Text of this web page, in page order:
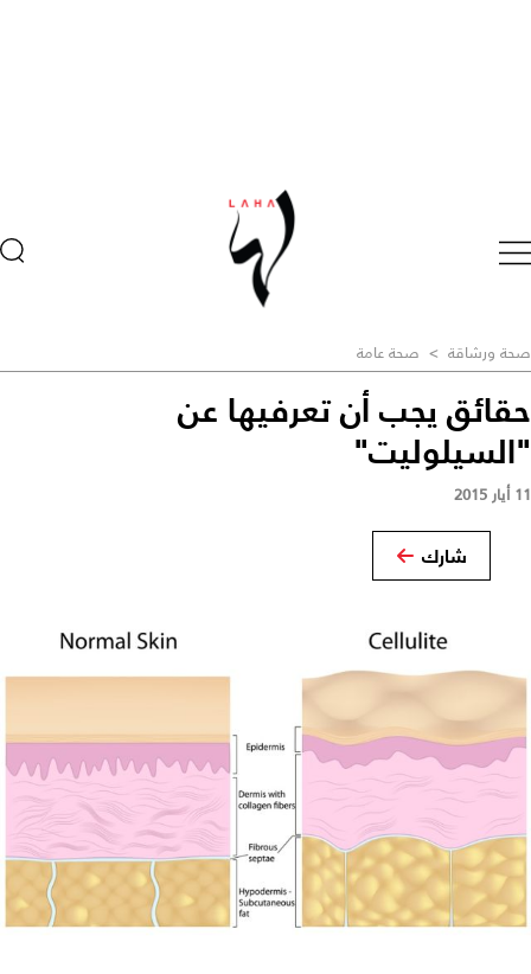
صحة ورشاقة > صحة عامة
حقائق يجب أن تعرفيها عن
"السيلوليت"
11 أيار 2015
شارك